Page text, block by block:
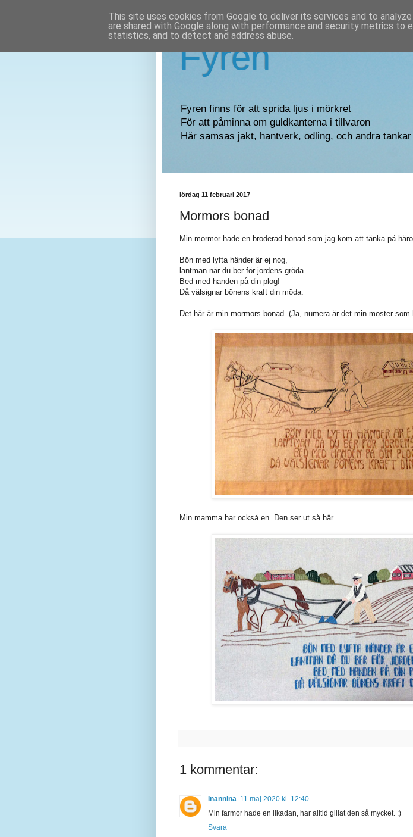
Fyren
Fyren finns för att sprida ljus i mörkret
För att påminna om guldkanterna i tillvaron
Här samsas jakt, hantverk, odling, och andra
lördag 11 februari 2017
Mormors bonad
Min mormor hade en broderad bonad som jag kom att tänka på
Bön med lyfta händer är ej nog,
lantman när du ber för jordens gröda.
Bed med handen på din plog!
Då välsignar bönens kraft din möda.
Det här är min mormors bonad. (Ja, numera är det min moster som
Min mamma har också en. Den ser ut så här
1 kommentar:
Inannina 11 maj 2020 kl. 12:40
Min farmor hade en likadan, har alltid gillat den så mycket. :)
Svara
This site uses cookies from Google to deliver its services and to
are shared with Google along with performance and security metrics to
statistics, and to detect and address abuse.